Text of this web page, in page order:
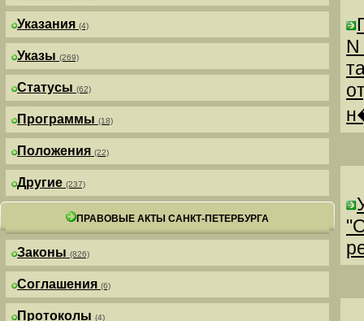
Указания (4)
Указы (269)
Статусы (62)
Программы (18)
Положения (22)
Другие (237)
ПРАВОВЫЕ АКТЫ САНКТ-ПЕТЕРБУРГА
Законы (826)
Соглашения (6)
Протоколы (4)